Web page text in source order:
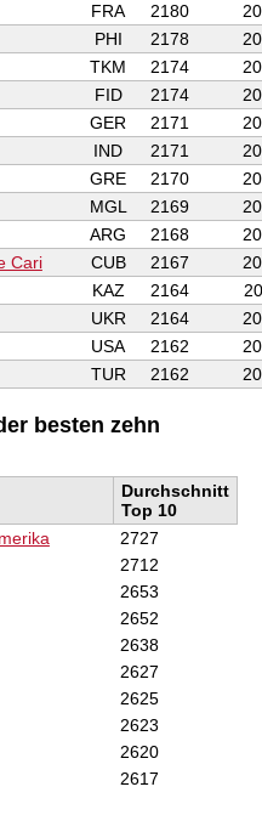
FRA 2180
PHI 2178
TKM 2174
FID 2174
GER 2171
IND 2171
GRE 2170
MGL 2169
ARG 2168
Cari CUB 2167
KAZ 2164
UKR 2164
USA 2162
TUR 2162
besten zehn
Durchschnitt
Top 10
2727
2712
2653
2652
2638
2627
2625
2623
2620
2617